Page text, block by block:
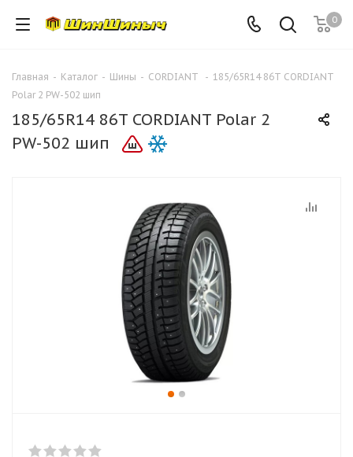
0
Главная - Каталог - Шины - CORDIANT - 185/65R14 86T CORDIANT
Polar 2 PW-502 шип
185/65R14 86T CORDIANT Polar 2
PW-502 шип